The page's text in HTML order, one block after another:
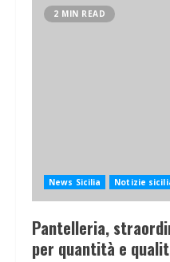
2 MIN READ
News Sicilia Notizie
Pantelleria,
per quantità e